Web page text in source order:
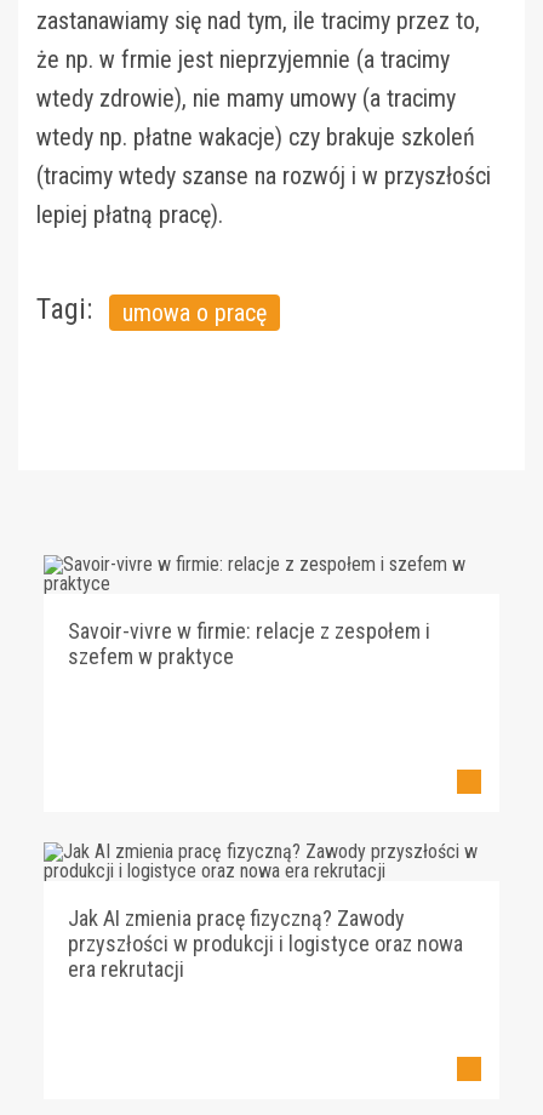
zastanawiamy się nad tym, ile tracimy przez to,
że np. w frmie jest nieprzyjemnie (a tracimy
wtedy zdrowie), nie mamy umowy (a tracimy
wtedy np. płatne wakacje) czy brakuje szkoleń
(tracimy wtedy szanse na rozwój i w przyszłości
lepiej płatną pracę).
Tagi: umowa o pracę
Savoir-vivre w firmie: relacje z zespołem i
szefem w praktyce
Jak AI zmienia pracę fizyczną? Zawody
przyszłości w produkcji i logistyce oraz nowa
era rekrutacji